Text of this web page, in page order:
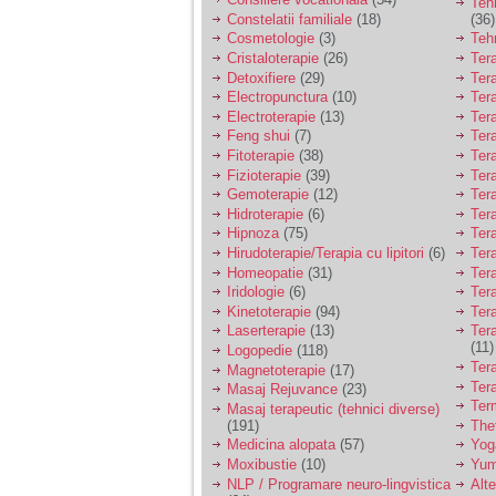
tata alcoolic, mai
nimanui nu ii pasa de
mine. Din cauza asta
am inceput sa beau
alcool si am inceput
sa ma culc cu barbati
pentru bani.
Constelatii familiale (18)
Cosmetologie (3)
Cristaloterapie (26)
Detoxifiere (29)
Electropunctura(10)
Electroterapie (13)
Feng shui (7)
Fitoterapie (38)
Fizioterapie (39)
Gemoterapie (12)
Hidroterapie (6)
Hipnoza(75)
Hirudoterapie/Terapia cu lipitori (6)
Homeopatie (31)
Iridologie (6)
Kinetoterapie (94)
Laserterapie (13)
Logopedie (118)
Magnetoterapie (17)
Masaj Rejuvance (23)
Masaj terapeutic (tehnici diverse)
(191)
Medicina alopata(57)
Moxibustie (10)
NLP / Programare neuro-lingvistica
(36)
(11)